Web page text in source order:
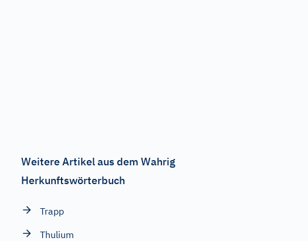
Weitere Artikel aus dem Wahrig
Herkunftswörterbuch
Trapp
Thulium